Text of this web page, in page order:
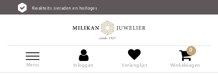
en horloges
Menu Inloggen Verlanglijst
0
Winkelwagen